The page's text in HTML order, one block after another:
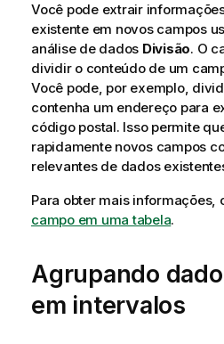
Você pode extrair
existente em novos campos
análise de dados Divisão. O
dividir o conteúdo de um
Você pode, por exemplo,
contenha um endereço para
código postal. Isso permite
rapidamente novos campos
relevantes de dados
Para obter mais informações,
campo em uma tabela.
Agrupando
em intervalos